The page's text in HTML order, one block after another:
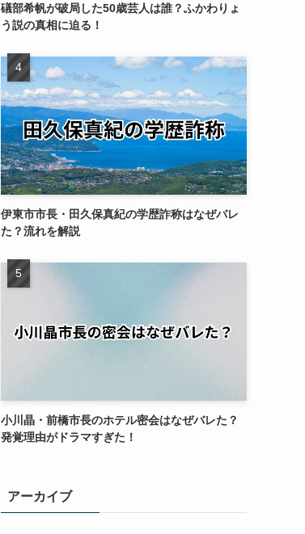
礒部希帆が破局した50歳芸人は誰？ふかわりょ
う説の真相に迫る！
伊東市市長・田久保真紀の学歴詐称はなぜバレ
た？流れを解説
小川晶・前橋市長のホテル密会はなぜバレた？
発覚理由がドラマすぎた！
アーカイブ